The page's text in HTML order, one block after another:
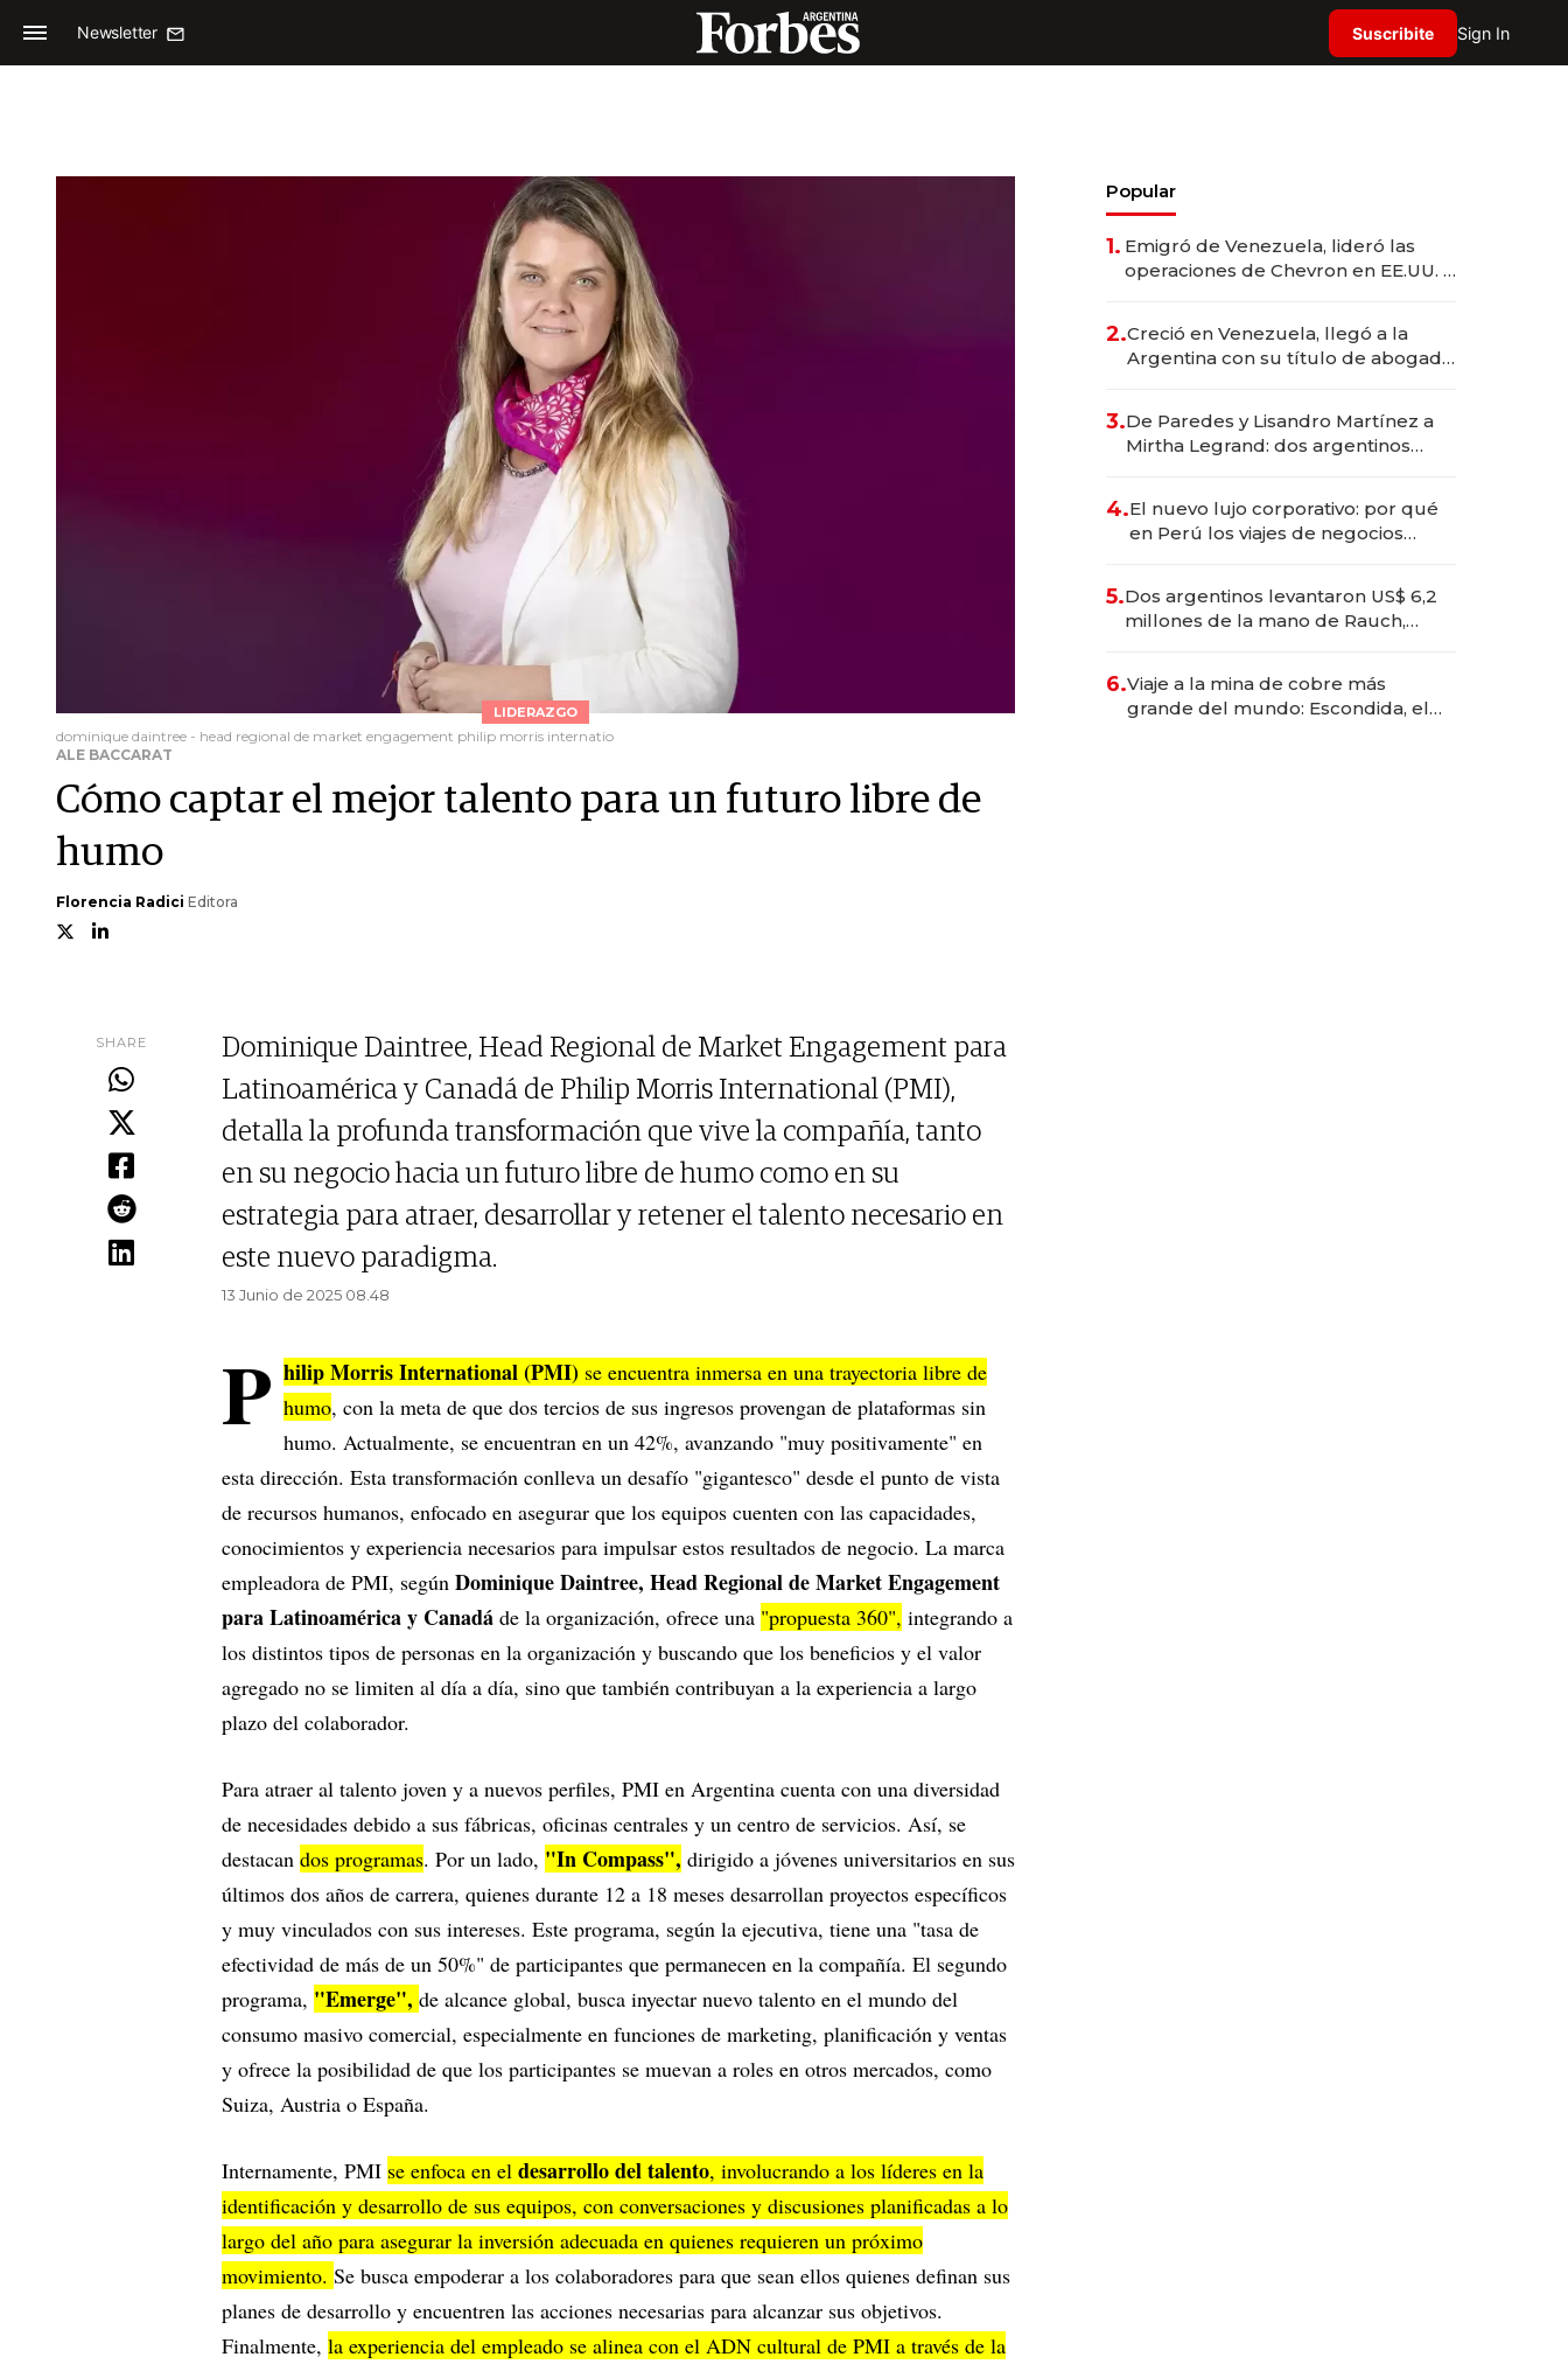
Newsletter Suscribite Sign In
LIDERAZGO
dominique daintree - head regional de market engagement philip morris internatio
ALE BACCARAT
Cómo captar el mejor talento para un futuro libre de
humo
Florencia Radici Editora
SHARE
Dominique Daintree, Head Regional de Market Engagement para
Latinoamérica y Canadá de Philip Morris International (PMI),
detalla la profunda transformación que vive la compañía, tanto
en su negocio hacia un futuro libre de humo como en su
estrategia para atraer, desarrollar y retener el talento necesario en
este nuevo paradigma.
13 Junio de 2025 08.48
P hilip Morris International (PMI) se encuentra inmersa en una trayectoria libre de
humo, con la meta de que dos tercios de sus ingresos provengan de plataformas sin
humo. Actualmente, se encuentran en un 42%, avanzando "muy positivamente" en
esta dirección. Esta transformación conlleva un desafío "gigantesco" desde el punto de vista
de recursos humanos, enfocado en asegurar que los equipos cuenten con las capacidades,
conocimientos y experiencia necesarios para impulsar estos resultados de negocio. La marca
empleadora de PMI, según Dominique Daintree, Head Regional de Market Engagement
para Latinoamérica y Canadá de la organización, ofrece una "propuesta 360", integrando a
los distintos tipos de personas en la organización y buscando que los beneficios y el valor
agregado no se limiten al día a día, sino que también contribuyan a la experiencia a largo
plazo del colaborador.
Para atraer al talento joven y a nuevos perfiles, PMI en Argentina cuenta con una diversidad
de necesidades debido a sus fábricas, oficinas centrales y un centro de servicios. Así, se
destacan dos programas. Por un lado, "In Compass", dirigido a jóvenes universitarios en sus
últimos dos años de carrera, quienes durante 12 a 18 meses desarrollan proyectos específicos
y muy vinculados con sus intereses. Este programa, según la ejecutiva, tiene una "tasa de
efectividad de más de un 50%" de participantes que permanecen en la compañía. El segundo
programa, "Emerge", de alcance global, busca inyectar nuevo talento en el mundo del
consumo masivo comercial, especialmente en funciones de marketing, planificación y ventas
y ofrece la posibilidad de que los participantes se muevan a roles en otros mercados, como
Suiza, Austria o España.
Internamente, PMI se enfoca en el desarrollo del talento, involucrando a los líderes en la
identificación y desarrollo de sus equipos, con conversaciones y discusiones planificadas a lo
largo del año para asegurar la inversión adecuada en quienes requieren un próximo
movimiento. Se busca empoderar a los colaboradores para que sean ellos quienes definan sus
planes de desarrollo y encuentren las acciones necesarias para alcanzar sus objetivos.
Finalmente, la experiencia del empleado se alinea con el ADN cultural de PMI a través de la
Popular
1. Emigró de Venezuela, lideró las
operaciones de Chevron en EE.UU. y
2.Creció en Venezuela, llegó a la
Argentina con su título de abogado
marcas "fast premium"
3.De Paredes y Lisandro Martínez a
Mirtha Legrand: dos argentinos
4.El nuevo lujo corporativo: por qué
en Perú los viajes de negocios
transformadoras
5.Dos argentinos levantaron US$ 6,2
millones de la mano de Rauch,
6.Viaje a la mina de cobre más
grande del mundo: Escondida, el